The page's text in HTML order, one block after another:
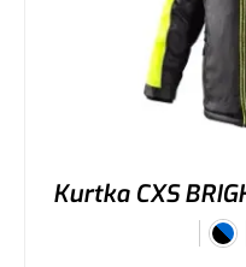
Kurtka CXS